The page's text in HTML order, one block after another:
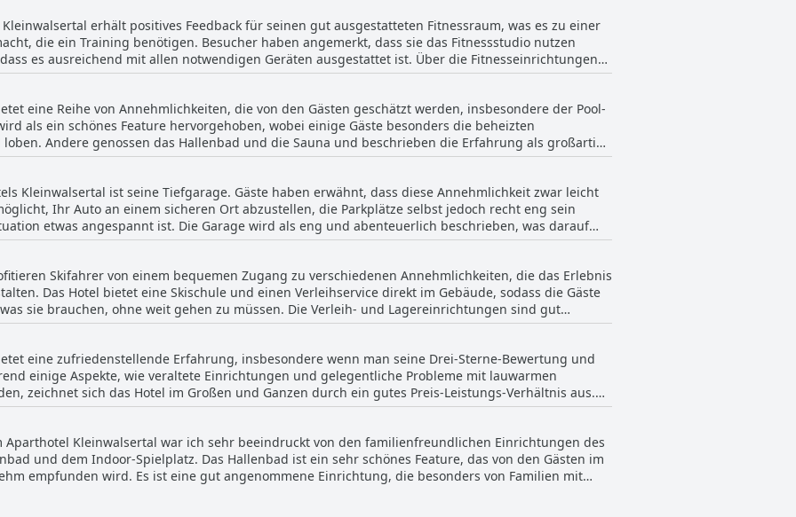
frische Handtücher für den Pool an der Rezeption erhältlich sind. Besonders hervorzuheben ist die
auch nach den regulären Öffnungszeiten behilflich zu sein, um sicherzustellen, dass späte
weniger vorteilhafter Interaktionen, wie
Essen und einige Mitarbeiter, die Schwierigkeiten mit Englisch hatten. Trotz dieser wenigen Fälle
Bewertungen stark zur positiven Seite und unterstreicht ein Muster aus freundlichen,
Interaktionen, die das Gästeerlebnis im Aparthotel Kleinwalsertal verbessern.
erhält positives Feedback für seinen gut ausgestatteten Fitnessraum, was es zu einer
die ein Training benötigen. Besucher haben angemerkt, dass sie das Fitnessstudio nutzen
es ausreichend mit allen notwendigen Geräten ausgestattet ist. Über die Fitnesseinrichtungen
einen sehr schönen Spa-Bereich mit mehreren Saunen, was das gesamte Wellness-Erlebnis noch
Sky Wellness eine zusätzliche luxuriöse Note für diejenigen, die sich entspannen und erholen
Schwimmbad und umfassenden Spa-Einrichtungen schafft einen ganzheitlichen Ansatz
stellt sicher, dass die Gäste während ihres Aufenthalts ausreichend Möglichkeiten haben, ihre
zu erhalten.
eine Reihe von Annehmlichkeiten, die von den Gästen geschätzt werden, insbesondere der Pool-
als ein schönes Feature hervorgehoben, wobei einige Gäste besonders die beheizten
Andere genossen das Hallenbad und die Sauna und beschrieben die Erfahrung als großartig.
der Pool nicht genutzt werden konnte, was die Gesamterfahrung für einige Gäste beeinträchtigt
deuteten auf Bedenken hinsichtlich des Chlorierungsgrades des Pools hin, was bei Kindern zu
fanden viele die Pooleinrichtungen angemessen und eine angenehme Ergänzung ihres
geäußert wurde, dass ein Außenpool das Erlebnis weiter verbessern könnte.
Kleinwalsertal ist seine Tiefgarage. Gäste haben erwähnt, dass diese Annehmlichkeit zwar leicht
Ihr Auto an einem sicheren Ort abzustellen, die Parkplätze selbst jedoch recht eng sein
etwas angespannt ist. Die Garage wird als eng und abenteuerlich beschrieben, was darauf
größerer Fahrzeuge eine Herausforderung darstellen könnte. Beachten Sie, dass dieser Parkservice
eine zusätzliche Gebühr erhoben wird. Trotz der Enge des Parkbereichs schätzten viele Gäste
direkt am Hotel.
Skifahrer von einem bequemen Zugang zu verschiedenen Annehmlichkeiten, die das Erlebnis
Das Hotel bietet eine Skischule und einen Verleihservice direkt im Gebäude, sodass die Gäste
sie brauchen, ohne weit gehen zu müssen. Die Verleih- und Lagereinrichtungen sind gut
Ausrüstung in gutem Zustand zu halten und einsatzbereit zu haben. Die Nähe zu Skibussen
da der Bus direkt am Hotel hält und Shuttles zu den Pisten zur Verfügung stehen, was einen
der Skigebiete gewährleistet. Diese Pisten sind besonders für Anfänger geeignet und bieten ein
in den Sport. Die Gäste schätzen das Preis-Leistungs-Verhältnis und empfinden die
nach einem Tag auf der Piste zu entspannen. Insgesamt sorgt die gesamte Ausstattung des
Aparthotel Kleinwalsertal sowohl praktisch als auch angenehm ist, auch wenn der Skiraum
gibt es für diejenigen, die gerne verschiedene Aktivitäten kombinieren möchten,
umliegende Naturschönheit zu erkunden.
eine zufriedenstellende Erfahrung, insbesondere wenn man seine Drei-Sterne-Bewertung und
einige Aspekte, wie veraltete Einrichtungen und gelegentliche Probleme mit lauwarmen
zeichnet sich das Hotel im Großen und Ganzen durch ein gutes Preis-Leistungs-Verhältnis aus.
bewerteten Unterkünften in der Gegend vorzuziehen. Vorteile wie die kostenlose Busnutzung
es zu einer guten Wahl für preisbewusste Reisende, denen ein paar kleinere
Insgesamt ist es ein anständiges Hotel, das die Erwartungen erfüllt, ohne sie zu übertreffen.
Aparthotel Kleinwalsertal war ich sehr beeindruckt von den familienfreundlichen Einrichtungen des
und dem Indoor-Spielplatz. Das Hallenbad ist ein sehr schönes Feature, das von den Gästen im
empfunden wird. Es ist eine gut angenommene Einrichtung, die besonders von Familien mit